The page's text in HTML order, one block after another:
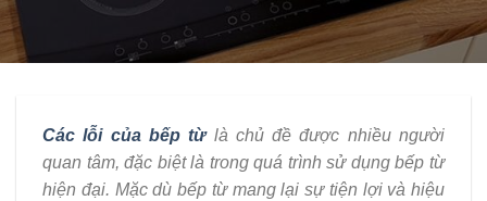
Các lỗi của bếp từlà chủ đề được nhiều người
quan tâm, đặc biệt là trong quá trình sử dụng bếp từ
hiện đại. Mặc dù bếp từ mang lại sự tiện lợi và hiệu